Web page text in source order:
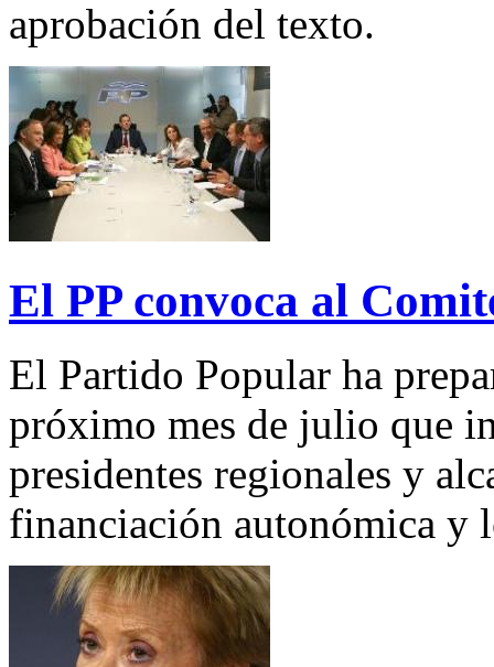
aprobación del texto.
El PP convoca al
El Partido Popular ha
próximo mes de julio que
presidentes regionales y
financiación autonómica y